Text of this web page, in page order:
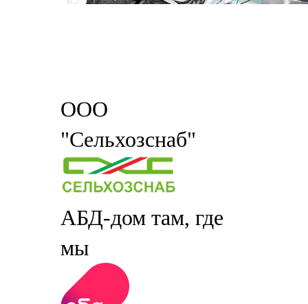
ООО
"Сельхозснаб"
АБД-дом там, где
мы